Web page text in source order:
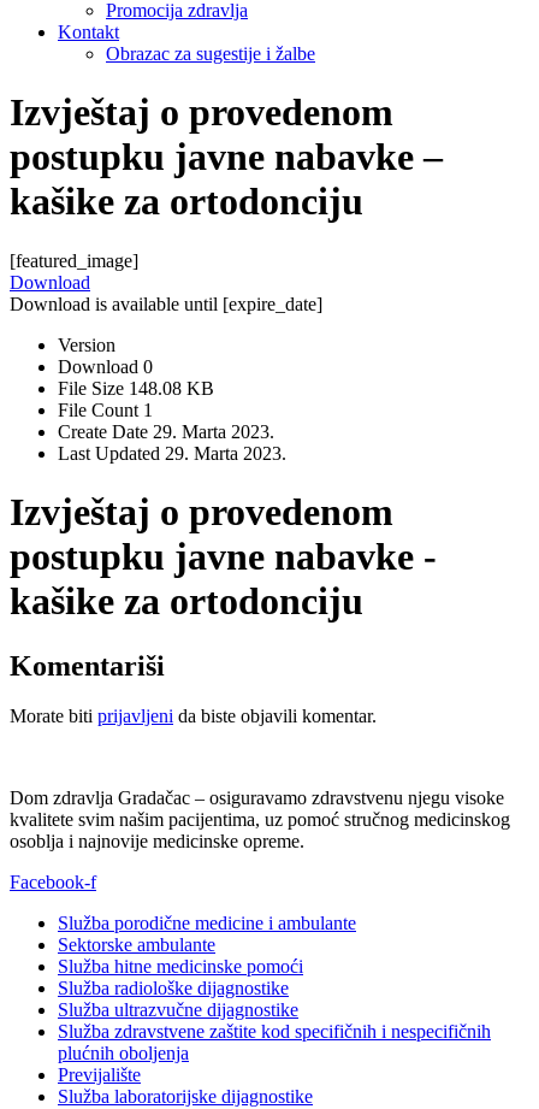
Promocija zdravlja
Kontakt
Obrazac za sugestije i žalbe
Izvještaj o provedenom
postupku javne nabavke –
kašike za ortodonciju
[featured_image]
Download
Download is available until [expire_date]
Version
Download 0
File Size 148.08 KB
File Count 1
Create Date 29. Marta 2023.
Last Updated 29. Marta 2023.
Izvještaj o provedenom
postupku javne nabavke -
kašike za ortodonciju
Komentariši
Morate biti prijavljeni da biste objavili komentar.
Dom zdravlja Gradačac – osiguravamo zdravstvenu njegu visoke
kvalitete svim našim pacijentima, uz pomoć stručnog medicinskog
osoblja i najnovije medicinske opreme.
Facebook-f
Služba porodične medicine i ambulante
Sektorske ambulante
Služba hitne medicinske pomoći
Služba radiološke dijagnostike
Služba ultrazvučne dijagnostike
Služba zdravstvene zaštite kod specifičnih i nespecifičnih
plućnih oboljenja
Previjalište
Služba laboratorijske dijagnostike